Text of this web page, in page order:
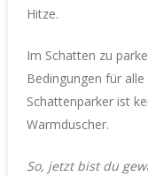
Hitze.
Im Schatten zu
Bedingungen für
Schattenparker ist
Warmduscher.
So, jetzt bist du